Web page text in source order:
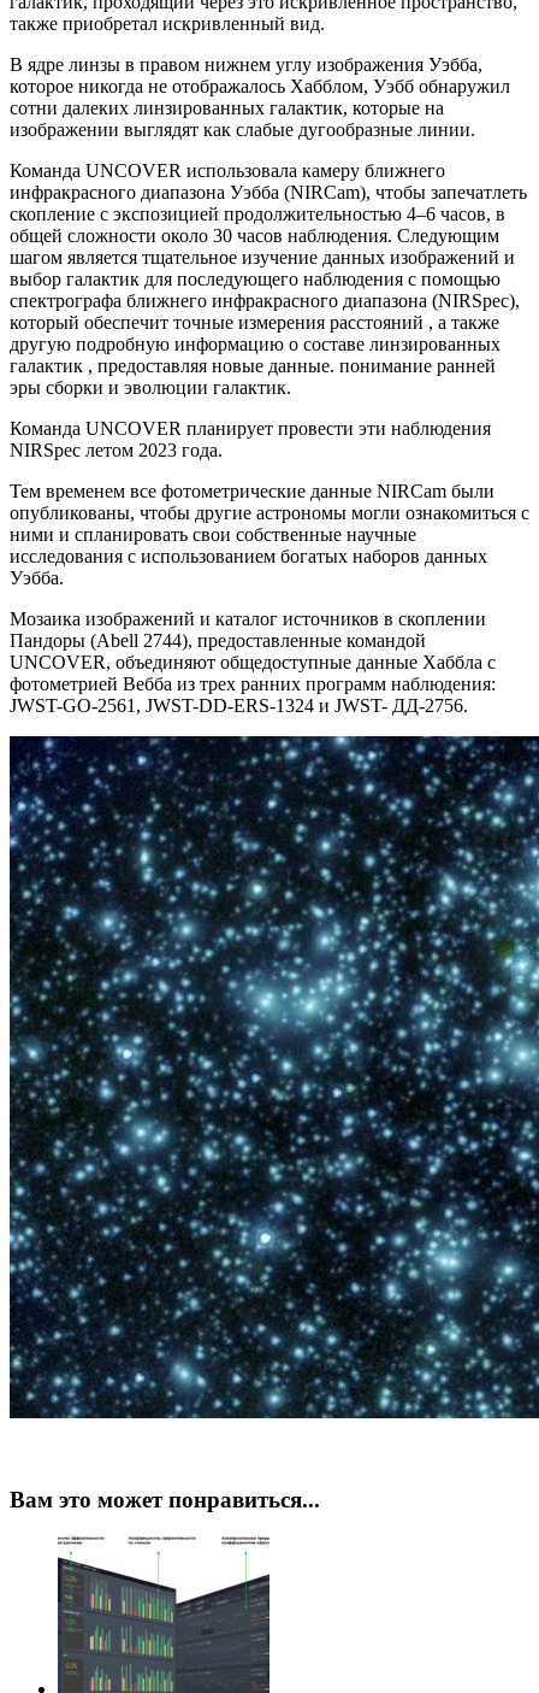
также приобретал искривленный вид.
В ядре линзы в правом нижнем углу изображения Уэбба,
которое никогда не отображалось Хабблом, Уэбб обнаружил
сотни далеких линзированных галактик, которые на
изображении выглядят как слабые дугообразные линии.
Команда UNCOVER использовала камеру ближнего
инфракрасного диапазона Уэбба (NIRCam), чтобы запечатлеть
скопление с экспозицией продолжительностью 4–6 часов, в
общей сложности около 30 часов наблюдения. Следующим
шагом является тщательное изучение данных изображений и
выбор галактик для последующего наблюдения с помощью
спектрографа ближнего инфракрасного диапазона (NIRSpec),
который обеспечит точные измерения расстояний , а также
другую подробную информацию о составе линзированных
галактик , предоставляя новые данные. понимание ранней
эры сборки и эволюции галактик.
Команда UNCOVER планирует провести эти наблюдения
NIRSpec летом 2023 года.
Тем временем все фотометрические данные NIRCam были
опубликованы, чтобы другие астрономы могли ознакомиться с
ними и спланировать свои собственные научные
исследования с использованием богатых наборов данных
Уэбба.
Мозаика изображений и каталог источников в скоплении
Пандоры (Abell 2744), предоставленные командой
UNCOVER, объединяют общедоступные данные Хаббла с
фотометрией Вебба из трех ранних программ наблюдения:
JWST-GO-2561, JWST-DD-ERS-1324 и JWST- ДД-2756.
Вам это может понравиться...